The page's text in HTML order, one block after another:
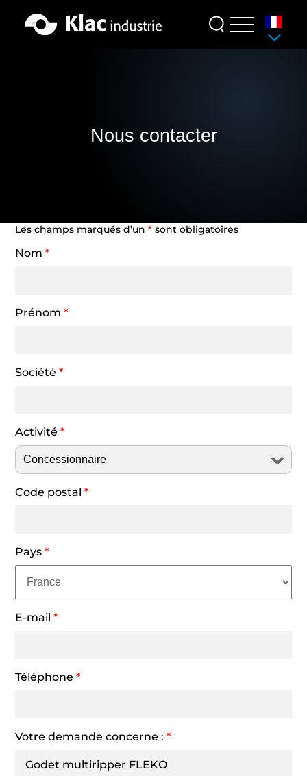
contenuEQUIPEMENTS
Nous contacter
Les champs marqués d’un* sont obligatoires
Nom*
Prénom*
Société*
Activité*
Code postal*
Pays*
E-mail*
Téléphone*
Votre demande concerne :*